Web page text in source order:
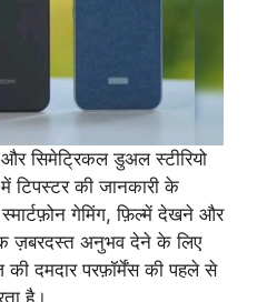
सिमेट्रिकल डुअल स्टीरियो
टिपस्टर की जानकारी के
गेमिंग, फ़िल्में देखने और
ज़बरदस्त अनुभव देने के लिए
दमदार परफ़ॉर्मेंस की पहले से